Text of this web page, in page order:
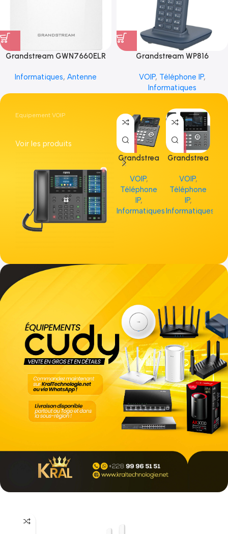
Grandstream GWN7660ELR
Informatiques, Antenne
Grandstream WP816
VOIP, Téléphone IP,
Informatiques
Equipement VOIP
Voir les produits
Grandstrea
m GRP2613
VOIP,
Téléphone
IP,
Informatiques
Grandstrea
VOIP,
Téléphone
IP,
Informatiques